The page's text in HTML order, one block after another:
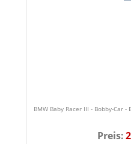
BMW Baby Racer III - Bobby-Car
Preis: